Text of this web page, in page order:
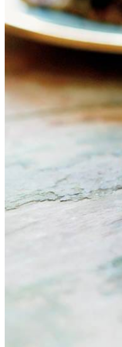
tlgemalen koriander*
komijn (djinten)
75 ggeraspte kokos
4
traditionele olijfolie
1 elsesamolie
bruine linzen in blik